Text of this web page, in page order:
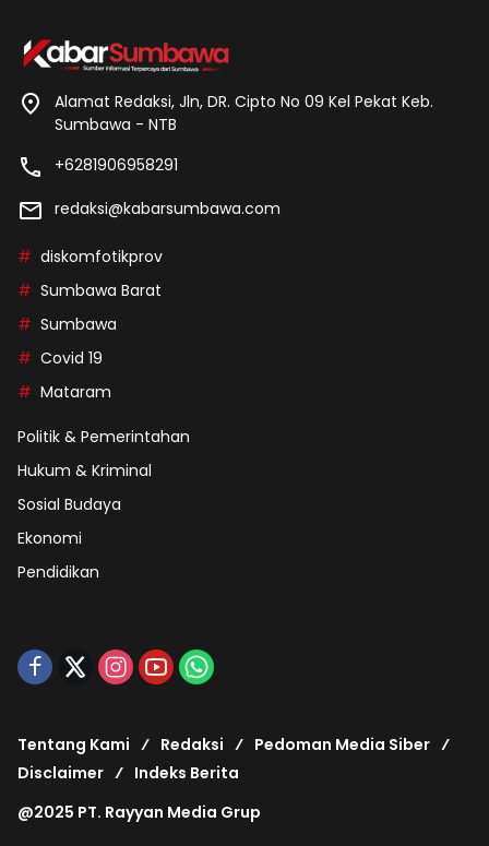
Alamat Redaksi, Jln, DR. Cipto No 09 Kel Pekat Keb.
Sumbawa - NTB
+6281906958291
redaksi@kabarsumbawa.com
diskomfotikprov
Sumbawa Barat
Sumbawa
Covid 19
Mataram
Politik & Pemerintahan
Hukum & Kriminal
Sosial Budaya
Ekonomi
Pendidikan
Tentang Kami Redaksi
Pedoman Media Siber
Disclaimer
Indeks Berita
@2025 PT. Rayyan Media Grup